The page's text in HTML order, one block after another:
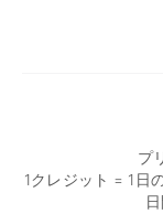
プ
1クレジット = 1日